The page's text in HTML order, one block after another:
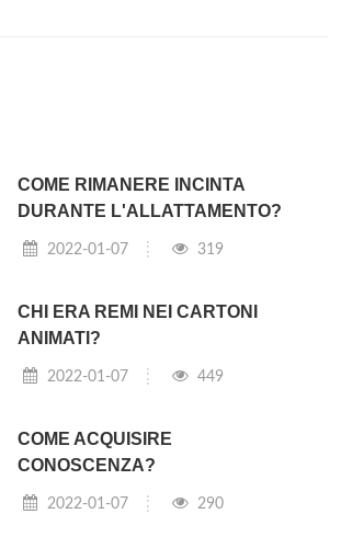
COME RIMANERE INCINTA
DURANTE L'ALLATTAMENTO?
2022-01-07 319
CHI ERA REMI NEI CARTONI
ANIMATI?
2022-01-07 449
COME ACQUISIRE
CONOSCENZA?
2022-01-07 290